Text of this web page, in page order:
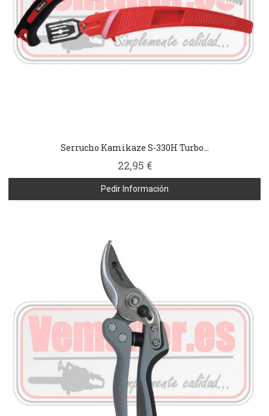
Serrucho Kamikaze S-330H Turbo...
22,95 €
Pedir Información